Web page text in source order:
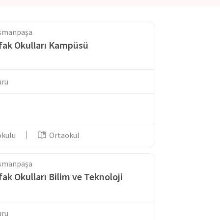
Okulları Kampüsü
Ortaokul
Okulları Bilim ve Teknoloji